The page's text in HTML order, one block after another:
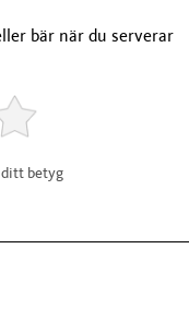
bär när du serverar
ditt betyg